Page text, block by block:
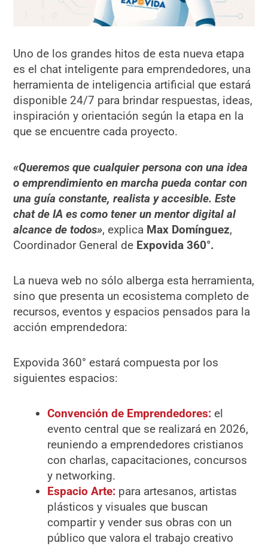
Uno de los grandes hitos de esta nueva etapa
es el chat inteligente para emprendedores, una
herramienta de inteligencia artificial que estará
disponible 24/7 para brindar respuestas, ideas,
inspiración y orientación según la etapa en la
que se encuentre cada proyecto.
«Queremos que cualquier persona con una idea
o emprendimiento en marcha pueda contar con
una guía constante, realista y accesible. Este
chat de IA es como tener un mentor digital al
alcance de todos», explica Max Domínguez,
Coordinador General de Expovida 360°.
La nueva web no sólo alberga esta herramienta,
sino que presenta un ecosistema completo de
recursos, eventos y espacios pensados para la
acción emprendedora:
Expovida 360° estará compuesta por los
siguientes espacios:
Convención de Emprendedores: el
evento central que se realizará en 2026,
reuniendo a emprendedores cristianos
con charlas, capacitaciones, concursos
y networking.
Espacio Arte: para artesanos, artistas
plásticos y visuales que buscan
compartir y vender sus obras con un
público que valora el trabajo creativo